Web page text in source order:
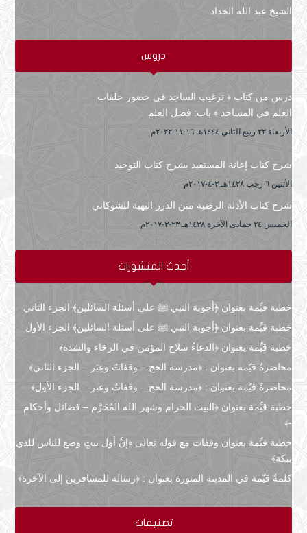
الشيخ عبد الله الحداد
دروس
درس من كتاب ﴿ ترغيب الساجد في حضور حلقات
العلم في المساجد ﴾ باب: فضل العلم
الأربعاء ۲۲ ربيع الثاني ۱٤٤٤هـ ۱٦-۱۱-۲۰۲۲م
شرح كتاب إعانة المستفيد بشرح كتاب التوحيد
الأثنين ٦ رجب ۱٤۳۸هـ ۳-٤-۲۰۱۷م
شرح كتاب الأدلة الرضية متن الدرر البهية للشوكاني
الخميس ۲٤ جمادى الآخرة ۱٤۳۸هـ ۲۳-۳-۲۰۱۷م
أحدث المنشورات
خطبة قيِّمة بعنوان ﴿أجوبة النبي ﷺ على أسئلة السائلين﴾ الجزء الثاني
خطبة قيِّمة بعنوان ﴿أجوبة النبي ﷺ على أسئلة السائلين﴾ الجزء الأول
خطبة قيِّمة بعنوان ﴿الدعاءُ سلاح المؤمن في الرخاء والشدة﴾
محاضرةٌ قيّمة بعنوان : ﴿مدرسة الحج – وقفاتٌ وعِبَر – الجزء الثاني﴾
محاضرةٌ قيّمة بعنوان : ﴿مدرسة الحج – وقفاتٌ وعبر – الجزء الأول﴾
خطبة قيِّمة بعنوان ﴿البيت الحرام وشهر الله المُحَرَّم – فضائل وأحكام
-﴾
خطبة قيِّمة بعنوان وقفات مع قوله تعالى ﴿إنَّ أول بيتٍ وضع للناس للذي
ببكة﴾
كلمةٌ قيّمة في المدينة المنورة بعنوان : ﴿رسالة للمسافرين إلى الآخرة﴾
تصنيفات